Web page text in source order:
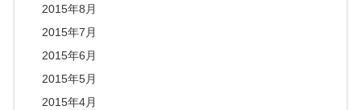
2015年8月
2015年7月
2015年6月
2015年5月
2015年4月